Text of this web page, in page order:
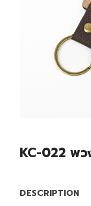
KC-022 พ
DESCRIPTION